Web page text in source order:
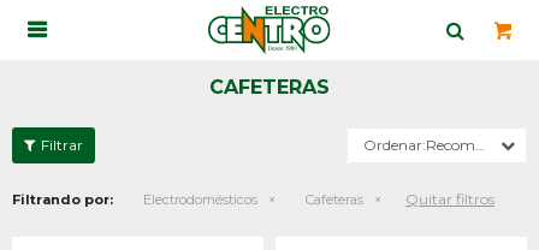

CAFETERAS
Recomendados
Filtrando por: Electrodomésticos Cafeteras Quitar filtros